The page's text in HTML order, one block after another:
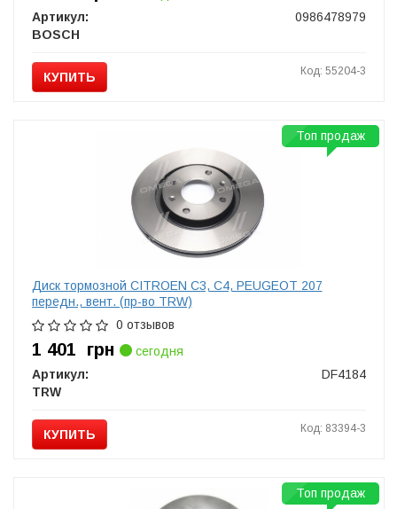
Артикул:
0986478979
BOSCH
КУПИТЬ Код: 55204-3
Диск тормозной CITROEN C3, C4, PEUGEOT 207
передн., вент. (пр-во TRW)
0 отзывов
1 401 грн
сегодня
Артикул:
DF4184
TRW
КУПИТЬ Код: 83394-3
Топ продаж
Топ продаж